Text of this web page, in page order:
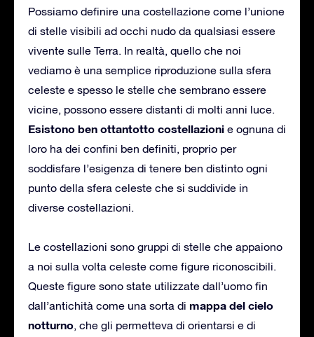
Possiamo definire una costellazione come l’unione
di stelle visibili ad occhi nudo da qualsiasi essere
vivente sulle Terra. In realtà, quello che noi
vediamo è una semplice riproduzione sulla sfera
celeste e spesso le stelle che sembrano essere
vicine, possono essere distanti di molti anni luce.
Esistono ben ottantotto costellazioni e ognuna di
loro ha dei confini ben definiti, proprio per
soddisfare l’esigenza di tenere ben distinto ogni
punto della sfera celeste che si suddivide in
diverse costellazioni.
Le costellazioni sono gruppi di stelle che appaiono
a noi sulla volta celeste come figure riconoscibili.
Queste figure sono state utilizzate dall’uomo fin
dall’antichità come una sorta di mappa del cielo
notturno, che gli permetteva di orientarsi e di